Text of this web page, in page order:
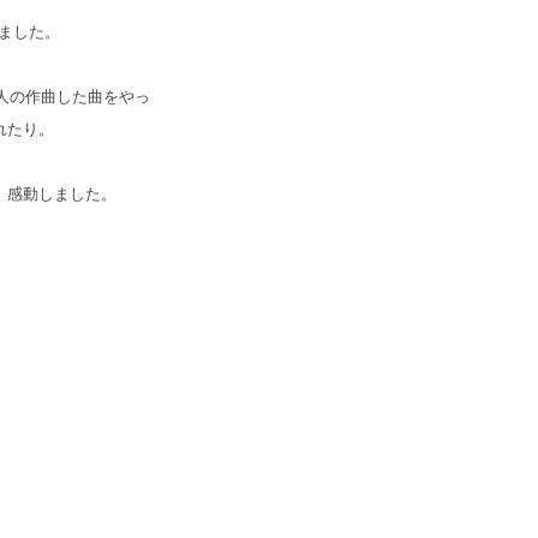
した。
の作曲した曲をやっ
り。
動しました。